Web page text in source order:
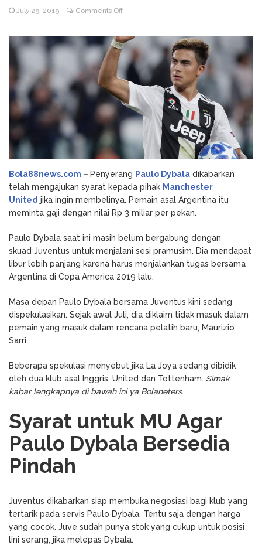
δοκιμάσετε
NV Casino
Auszahlungsleitfaden: Schritt-für-Schritt-
Anleitung zum Auszahlen
July 29, 2019 Comments Offon
Dybala
Minta
Gaji
3
Miliar
Pekan
pada
Bola88news.com – Penyerang Paulo Dybala dikabarkan
telah mengajukan syarat kepada pihak Manchester
United jika ingin membelinya. Pemain asal Argentina itu
meminta gaji dengan nilai Rp 3 miliar per pekan.
Paulo Dybala saat ini masih belum bergabung dengan
skuad Juventus untuk menjalani sesi pramusim. Dia mendapat
libur lebih panjang karena harus menjalankan tugas bersama
Argentina di Copa America 2019 lalu.
Masa depan Paulo Dybala bersama Juventus kini sedang
dispekulasikan. Sejak awal Juli, dia diklaim tidak masuk dalam
pemain yang masuk dalam rencana pelatih baru, Maurizio
Sarri.
Beberapa spekulasi menyebut jika La Joya sedang dibidik
oleh dua klub asal Inggris: United dan Tottenham. Simak
kabar lengkapnya di bawah ini ya Bolaneters.
Syarat untuk MU Agar
Paulo Dybala Bersedia
Pindah
Juventus dikabarkan siap membuka negosiasi bagi klub yang
tertarik pada servis Paulo Dybala. Tentu saja dengan harga
yang cocok. Juve sudah punya stok yang cukup untuk posisi
lini serang, jika melepas Dybala.